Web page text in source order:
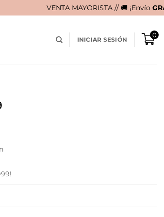
MAYORISTA // 🚚 ¡EnvíoGRATISen compras
INICIAR SESIÓN
0